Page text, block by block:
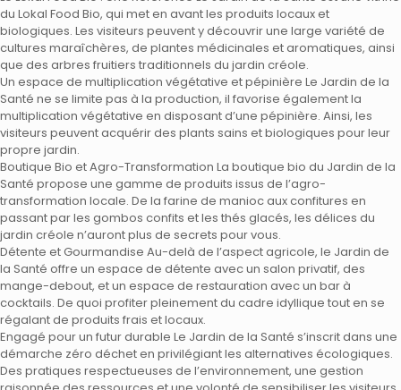
du Lokal Food Bio, qui met en avant les produits locaux et
biologiques. Les visiteurs peuvent y découvrir une large variété de
cultures maraîchères, de plantes médicinales et aromatiques, ainsi
que des arbres fruitiers traditionnels du jardin créole.
Un espace de multiplication végétative et pépinière Le Jardin de la
Santé ne se limite pas à la production, il favorise également la
multiplication végétative en disposant d’une pépinière. Ainsi, les
visiteurs peuvent acquérir des plants sains et biologiques pour leur
propre jardin.
Boutique Bio et Agro-Transformation La boutique bio du Jardin de la
Santé propose une gamme de produits issus de l’agro-
transformation locale. De la farine de manioc aux confitures en
passant par les gombos confits et les thés glacés, les délices du
jardin créole n’auront plus de secrets pour vous.
Détente et Gourmandise Au-delà de l’aspect agricole, le Jardin de
la Santé offre un espace de détente avec un salon privatif, des
mange-debout, et un espace de restauration avec un bar à
cocktails. De quoi profiter pleinement du cadre idyllique tout en se
régalant de produits frais et locaux.
Engagé pour un futur durable Le Jardin de la Santé s’inscrit dans une
démarche zéro déchet en privilégiant les alternatives écologiques.
Des pratiques respectueuses de l’environnement, une gestion